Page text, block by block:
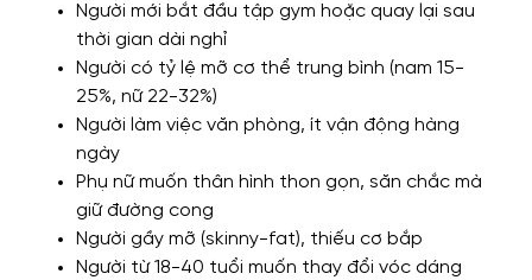
Người mới bắt đầu tập gym hoặc quay lại sau
thời gian dài nghỉ
Người có tỷ lệ mỡ cơ thể trung bình (nam 15-
25%, nữ 22-32%)
Người làm việc văn phòng, ít vận động hàng
ngày
Phụ nữ muốn thân hình thon gọn, săn chắc mà
giữ đường cong
Người gầy mỡ (skinny-fat), thiếu cơ bắp
Người từ 18-40 tuổi muốn thay đổi vóc dáng